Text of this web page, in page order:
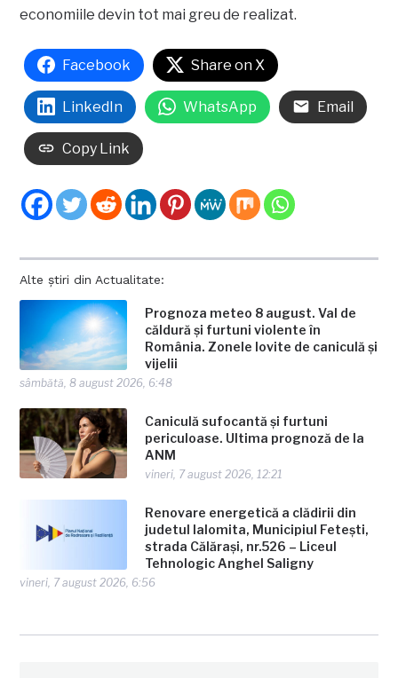
Alte știri din Actualitate:
Prognoza meteo 8 august. Val de
căldură și furtuni violente în
România. Zonele lovite de caniculă și
vijelii
sâmbătă, 8 august 2026, 6:48
Caniculă sufocantă și furtuni
periculoase. Ultima prognoză de la
ANM
vineri, 7 august 2026, 12:21
Renovare energetică a clădirii din
judetul Ialomita, Municipiul Fetești,
strada Călărași, nr.526 – Liceul
Tehnologic Anghel Saligny
vineri, 7 august 2026, 6:56
economiile devin tot mai greu de realizat.
Facebook Share on X
LinkedIn WhatsApp Email
Copy Link